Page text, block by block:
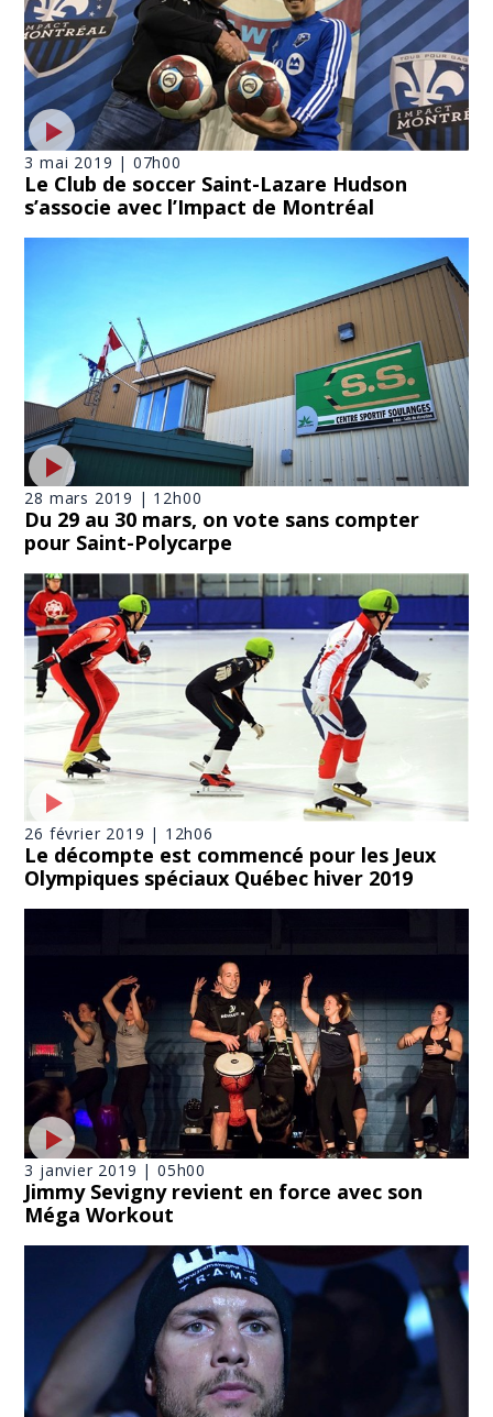
3 mai 2019 | 07h00
Le Club de soccer Saint-Lazare Hudson
s’associe avec l’Impact de Montréal
28 mars 2019 | 12h00
Du 29 au 30 mars, on vote sans compter
pour Saint-Polycarpe
26 février 2019 | 12h06
Le décompte est commencé pour les Jeux
Olympiques spéciaux Québec hiver 2019
3 janvier 2019 | 05h00
Jimmy Sevigny revient en force avec son
Méga Workout